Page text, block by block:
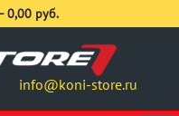
info@koni-store.ru
0,00 руб.